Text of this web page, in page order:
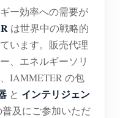
ー効率への需要が
は世界中の戦略的
います。販売代理
、エネルギーソリ
IAMMETER の包
と インテリジェン
普及にご参加いただ